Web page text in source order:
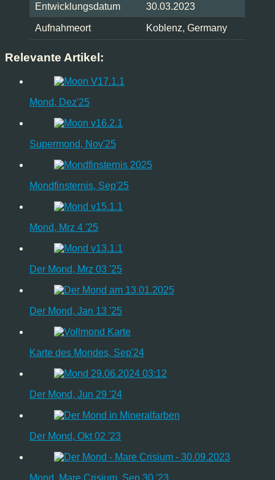
Entwicklungsdatum 30.03.2023
Aufnahmeort Koblenz, Germany
Relevante Artikel:
Mond, Dez'25
Supermond, Nov'25
Mondfinsternis, Sep'25
Mond, Mrz 4 '25
Der Mond, Mrz 03 '25
Der Mond, Jan 13 '25
Karte des Mondes, Sep'24
Der Mond, Jun 29 '24
Der Mond, Okt 02 '23
Mond, Mare Crisium, Sep 30 '23